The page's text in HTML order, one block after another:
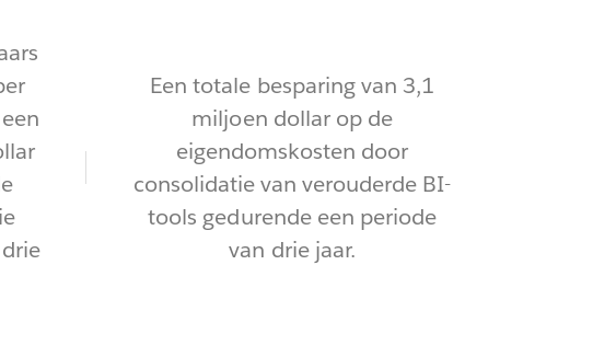
Een totale besparing van 3,1
miljoen dollar op de
eigendomskosten door
consolidatie van verouderde BI-
tools gedurende een periode
van drie jaar.